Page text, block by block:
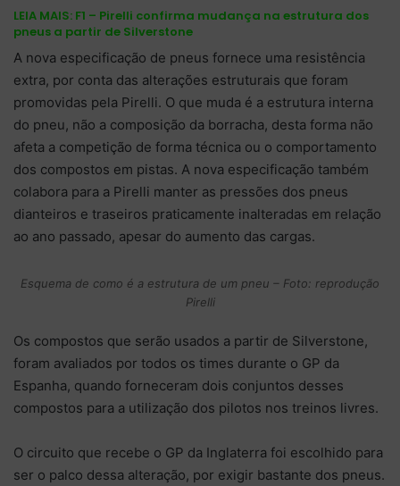
LEIA MAIS: F1 – Pirelli confirma mudança na estrutura dos
pneus a partir de Silverstone
A nova especificação de pneus fornece uma resistência
extra, por conta das alterações estruturais que foram
promovidas pela Pirelli. O que muda é a estrutura interna
do pneu, não a composição da borracha, desta forma não
afeta a competição de forma técnica ou o comportamento
dos compostos em pistas. A nova especificação também
colabora para a Pirelli manter as pressões dos pneus
dianteiros e traseiros praticamente inalteradas em relação
ao ano passado, apesar do aumento das cargas.
Esquema de como é a estrutura de um pneu – Foto: reprodução
Pirelli
Os compostos que serão usados a partir de Silverstone,
foram avaliados por todos os times durante o GP da
Espanha, quando forneceram dois conjuntos desses
compostos para a utilização dos pilotos nos treinos livres.
O circuito que recebe o GP da Inglaterra foi escolhido para
ser o palco dessa alteração, por exigir bastante dos pneus.